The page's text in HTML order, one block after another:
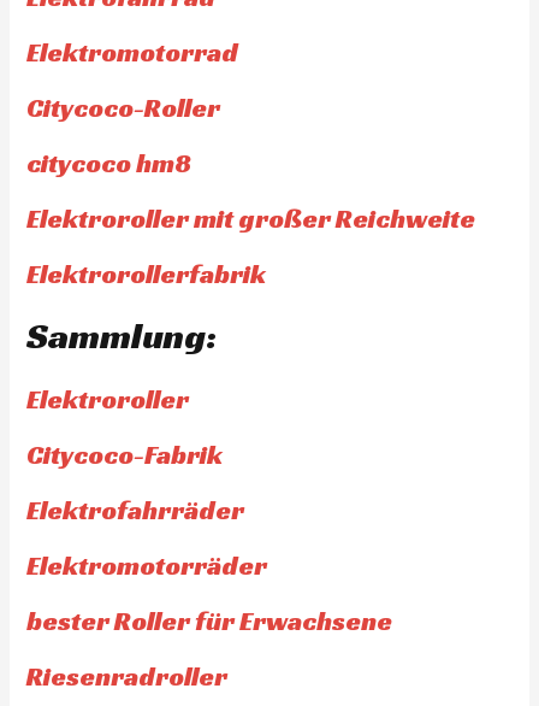
Elektromotorrad
Citycoco-Roller
citycoco hm8
Elektroroller mit großer Reichweite
Elektrorollerfabrik
Sammlung:
Elektroroller
Citycoco-Fabrik
Elektrofahrräder
Elektromotorräder
bester Roller für Erwachsene
Riesenradroller